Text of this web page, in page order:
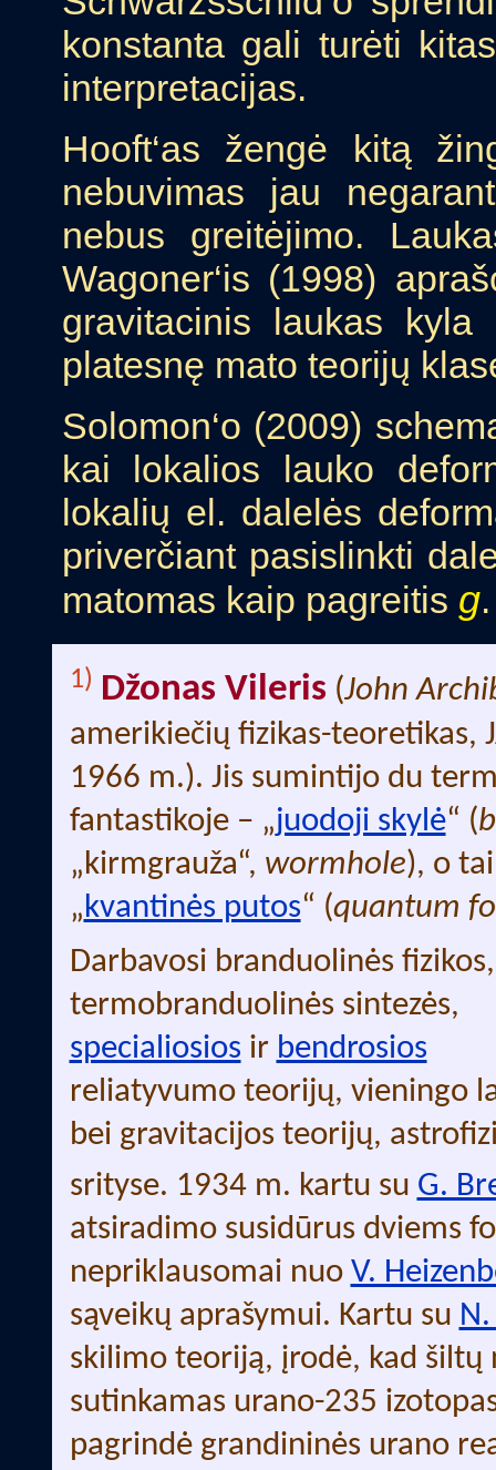
konstanta gali turėti
interpretacijas.
Hooft‘as žengė kitą
nebuvimas jau
nebus greitėjimo.
Wagoner‘is (1998)
gravitacinis laukas
platesnę mato teorijų
Solomon‘o (2009)
kai lokalios lauko
lokalių el. dalelės
priverčiant pasislinkti
matomas kaip pagreitis g.
1) Džonas Vileris (John
amerikiečių fizikas-teoretikas,
1966 m.). Jis sumintijo du
fantastikoje – „juodoji skylė“ (
„kirmgrauža“, wormhole), o
„kvantinės putos“ (quantum
Darbavosi branduolinės fizikos,
termobranduolinės sintezės,
specialiosios ir bendrosios
reliatyvumo teorijų, vieningo
bei gravitacijos teorijų,
srityse. 1934 m. kartu su G.
atsiradimo susidūrus dviems
nepriklausomai nuo V.
sąveikų aprašymui. Kartu su
skilimo teoriją, įrodė, kad
sutinkamas urano-235
pagrindė grandininės urano